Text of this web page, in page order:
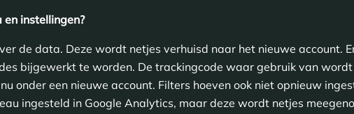
instellingen?
de data. Deze wordt netjes verhuisd naar het nieuwe account.
bijgewerkt te worden. De trackingcode waar gebruik van
onder een nieuwe account. Filters hoeven ook niet opnieuw
ingesteld in Google Analytics, maar deze wordt netjes